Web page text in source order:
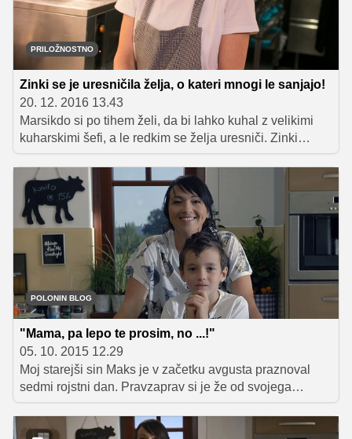
PRILOŽNOSTNO
Zinki se je uresničila želja, o kateri mnogi le sanjajo!
20. 12. 2016 13.43
Marsikdo si po tihem želi, da bi lahko kuhal z velikimi
kuharskimi šefi, a le redkim se želja uresniči. Zinki
Kocbek iz Svetega Jurija ob Ščavnici se je. V oddaji
Dan najlepših sanj so ji skupaj z nečakinjo Niko
pripravili veliko presenečenje. Omogočili so ji kuhanje s
kar tremi priznanimi slovenskimi kuharji – Igorjem
Jagodicem, Urošem Štefelinom in Binetom Volčičem.
POLONIN BLOG
"Mama, pa lepo te prosim, no ...!"
05. 10. 2015 12.29
Moj starejši sin Maks je v začetku avgusta praznoval
sedmi rojstni dan. Pravzaprav si je že od svojega
šestega rojstnega dne dalje želel, da bi bil čim prej star
sedem. In zdaj, ko je končno sedem, si spet neutrudno